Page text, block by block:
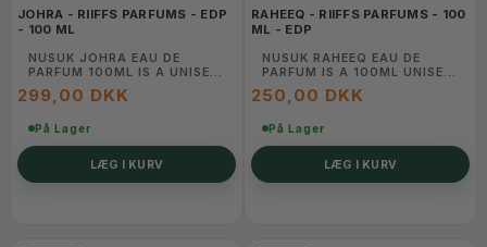
JOHRA - RIIFFS PARFUMS - EDP
- 100 ML
NUSUK JOHRA EAU DE
PARFUM 100ML IS A UNISEX
LUXURY FRAGRANCE
COMBINING RICH ORIENTAL
TIMELESS AND ELEGANT
SCENT.
299,00 DKK
På Lager
LÆG I KURV
RAHEEQ - RIIFFS PARFUMS - 100
ML - EDP
NUSUK RAHEEQ EAU DE
PARFUM IS A 100ML UNISEX
LUXURY FRAGRANCE THAT
BLENDS RICH ORIENTAL
ELEGANCE FOR A
CAPTIVATING SCENT
EXPERIENCE.
250,00 DKK
På Lager
LÆG I KURV